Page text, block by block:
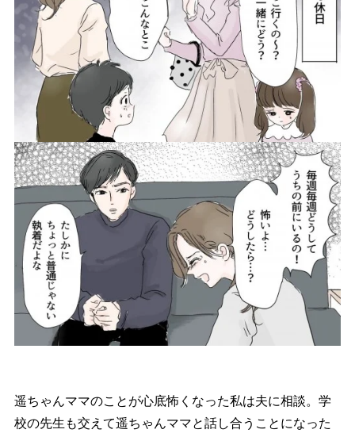
遥ちゃんママのことが心底怖くなった私は夫に相談。学
校の先生も交えて遥ちゃんママと話し合うことになった